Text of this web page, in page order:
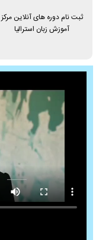
ثبت نام دوره های آنلاین مرکز
آموزش زبان استرالیا